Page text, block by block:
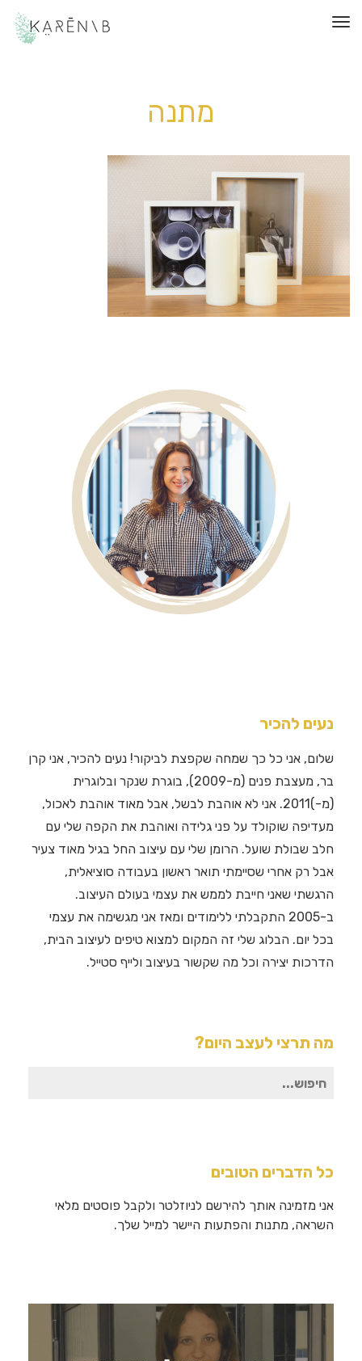
תפריט
מתנה
נעים להכיר
שלום, אני כל כך שמחה שקפצת לביקור! נעים להכיר, אני קרן
בר, מעצבת פנים (מ-2009), בוגרת שנקר ובלוגרית
(מ-)2011. אני לא אוהבת לבשל, אבל מאוד אוהבת לאכול,
מעדיפה שוקולד על פני גלידה ואוהבת את הקפה שלי עם
חלב שבולת שועל. הרומן שלי עם עיצוב החל בגיל מאוד צעיר
אבל רק אחרי שסיימתי תואר ראשון בעבודה סוציאלית,
הרגשתי שאני חייבת לממש את עצמי בעולם העיצוב.
ב-2005 התקבלתי ללימודים ומאז אני מגשימה את עצמי
בכל יום. הבלוג שלי זה המקום למצוא טיפים לעיצוב הבית,
הדרכות יצירה וכל מה שקשור בעיצוב ולייף סטייל.
מה תרצי לעצב היום?
חיפוש
כל הדברים הטובים
אני מזמינה אותך להירשם לניוזלטר ולקבל פוסטים מלאי
השראה, מתנות והפתעות היישר למייל שלך.